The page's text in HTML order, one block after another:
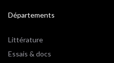
Départements
Littérature
Essais & docs